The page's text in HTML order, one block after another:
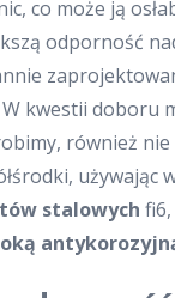
co może ją
odporność
W kwestii doboru
również
używając
stalowych